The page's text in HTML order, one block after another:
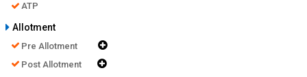
ATP
Allotment
Pre Allotment
Post Allotment